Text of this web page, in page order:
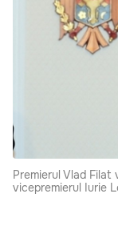
Premierul Vlad
vicepremierul Iurie